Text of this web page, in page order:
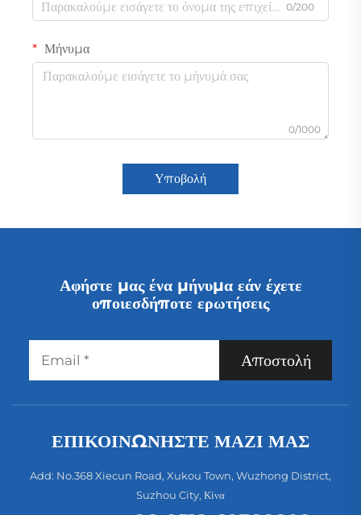
0/200
Μήνυμα
0/1000
Υποβολή
Αφήστε μας ένα μήνυμα εάν έχετε
οποιεσδήποτε ερωτήσεις
Αποστολή
ΕΠΙΚΟΙΝΩΝΉΣΤΕ ΜΑΖΊ ΜΑΣ
Add: No.368 Xiecun Road, Xukou Town, Wuzhong District,
Suzhou City, Κίνα